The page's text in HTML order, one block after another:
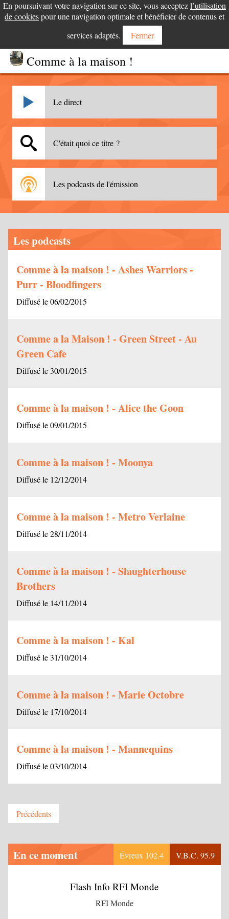
En poursuivant votre navigation sur ce site, vous acceptezl’utilisation
de cookiespour une navigation optimale et bénéficier de contenus et
services adaptés.
Fermer
Comme à la maison !
Le direct
C'était quoi ce titre ?
Les podcasts de l'émission
Les podcasts
Comme à la maison ! - Ashes Warriors -
Purr - Bloodfingers
Diffusé le 06/02/2015
Comme a la Maison ! - Green Street - Au
Green Cafe
Diffusé le 30/01/2015
Comme à la maison ! - Alice the Goon
Diffusé le 09/01/2015
Comme à la maison ! - Moonya
Diffusé le 12/12/2014
Comme à la maison ! - Metro Verlaine
Diffusé le 28/11/2014
Comme à la maison ! - Slaughterhouse
Brothers
Diffusé le 14/11/2014
Comme à la maison ! - Kal
Diffusé le 31/10/2014
Comme à la maison ! - Marie Octobre
Diffusé le 17/10/2014
Comme à la maison ! - Mannequins
Diffusé le 03/10/2014
Précédents
En ce moment Évreux 102.4 V.B.C. 95.9
Flash Info RFI Monde
RFI Monde